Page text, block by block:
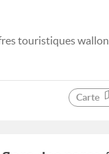
touristiques
Carte